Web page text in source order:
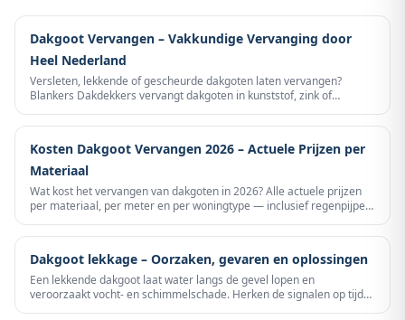
Dakgoot Vervangen – Vakkundige Vervanging door
Heel Nederland
Versleten, lekkende of gescheurde dakgoten laten vervangen?
Blankers Dakdekkers vervangt dakgoten in kunststof, zink of
inspectie en vrijblijvende offerte.
Kosten Dakgoot Vervangen 2026 – Actuele Prijzen per
Materiaal
Wat kost het vervangen van dakgoten in 2026? Alle actuele prijzen
per materiaal, per meter en per woningtype — inclusief regenpijpen,
Dakgoot lekkage – Oorzaken, gevaren en oplossingen
Een lekkende dakgoot laat water langs de gevel lopen en
veroorzaakt vocht- en schimmelschade. Herken de signalen op tijd